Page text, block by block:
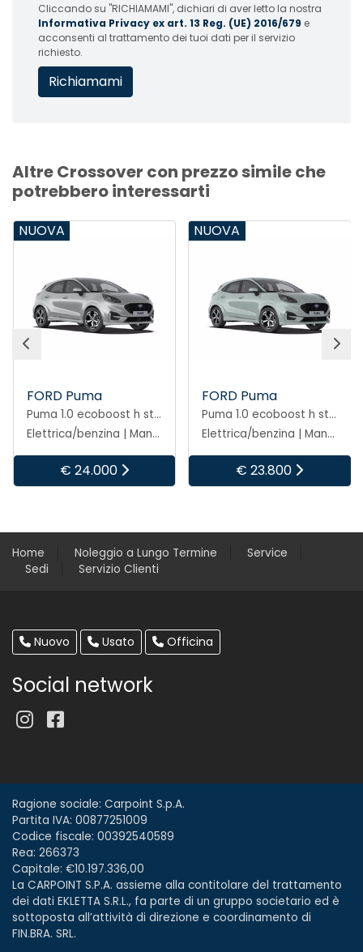
Cliccando su "RICHIAMAMI", dichiari di aver letto la nostra
Informativa Privacy ex art. 13 Reg. (UE) 2016/679 e
acconsenti al trattamento dei tuoi dati per il servizio
richiesto.
Altre Crossover con prezzo simile che
potrebbero interessarti
NUOVA
FORD Puma
€ 23.800
NUOVA
FORD Puma
€ 24.000
Home Noleggio a Lungo Termine
Service
Sedi
Servizio Clienti
Nuovo Usato Officina
Social network
Ragione sociale: Carpoint S.p.A.
Partita IVA: 00877251009
Codice fiscale: 00392540589
Rea: 266373
Capitale: €10.197.336,00
La CARPOINT S.P.A. assieme alla contitolare del trattamento
dei dati EKLETTA S.R.L., fa parte di un gruppo societario ed è
sottoposta all’attività di direzione e coordinamento di
FIN.BRA. SRL.